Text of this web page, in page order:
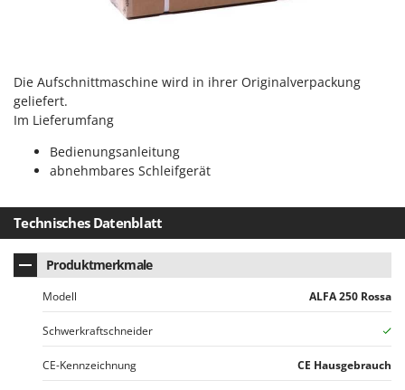
Spiralmac
Stanley
Stiga
Stocker
Sunseeker
T
Tecla
TecnoGen
Tellarini Pompe
Telwin
Tenco
Tineco
Die Aufschnittmaschine wird in ihrer Originalverpackung
geliefert.
Im Lieferumfang
Bedienungsanleitung
abnehmbares Schleifgerät
Technisches Datenblatt
Produktmerkmale
Modell ALFA 250 Rossa
Schwerkraftschneider
CE-Kennzeichnung CE Hausgebrauch